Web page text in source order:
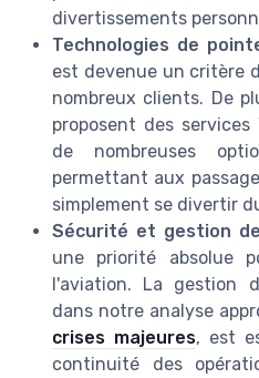
divertissements
Technologies de
est devenue un critère
nombreux clients. De
proposent des
de nombreuses
permettant aux
simplement se divertir
Sécurité et gestion
une priorité absolue
l'aviation. La gestion
dans notre analyse
crises majeures, est
continuité des